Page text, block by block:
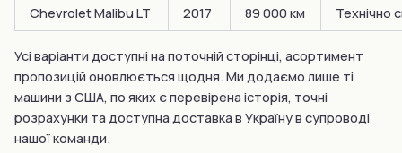
Chevrolet Malibu LT 2017 89 000 км Технічно
Усі варіанти доступні на поточній сторінці, асортимент
пропозицій оновлюється щодня. Ми додаємо лише ті
машини з США, по яких є перевірена історія, точні
розрахунки та доступна доставка в Україну в супроводі
нашої команди.